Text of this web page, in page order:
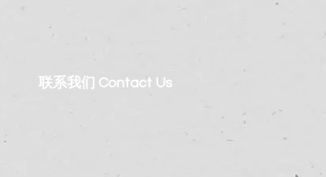
联系我们 Contact Us